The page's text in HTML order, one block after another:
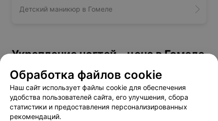
Детский маникюр в Гомеле
Укрепление ногтей - цена в Гомеле
Ремонт ногтя
Ремонт ногтя (наращивание)
от 3 руб.
Ремонт одного ногтя во время
коррекции
от 3 руб.
Обработка файлов cookie
Наш сайт использует файлы cookie для обеспечения
удобства пользователей сайта, его улучшения, сбора
статистики и предоставления персонализированных
рекомендаций.